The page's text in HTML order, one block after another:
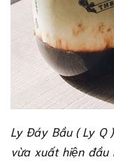
Ly Đáy Bầu ( Ly Q
vừa xuất hiện đầu